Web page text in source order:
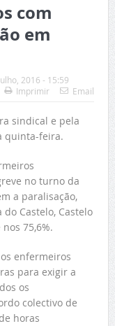
com
em
2016 - 15:59
Imprimir
Email
sindical e pela
quinta-feira.
no turno da
a paralisação,
Castelo, Castelo
75,6%.
enfermeiros
para exigir a
os
colectivo de
horas